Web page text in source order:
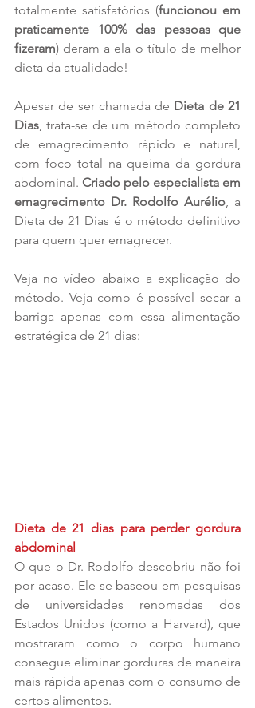
totalmente satisfatórios (funcionou em
praticamente 100% das pessoas que
fizeram) deram a ela o título de melhor
dieta da atualidade!
Apesar de ser chamada de Dieta de 21
Dias , trata-se de um método completo
de emagrecimento rápido e natural,
com foco total na queima da gordura
abdominal. Criado pelo especialista em
emagrecimento Dr. Rodolfo Aurélio , a
Dieta de 21 Dias é o método definitivo
para quem quer emagrecer.
Veja no vídeo abaixo a explicação do
método. Veja como é possível secar a
barriga apenas com essa alimentação
estratégica de 21 dias:
Dieta de 21 dias para perder gordura
abdominal
O que o Dr. Rodolfo descobriu não foi
por acaso. Ele se baseou em pesquisas
de universidades renomadas dos
Estados Unidos (como a Harvard), que
mostraram como o corpo humano
consegue eliminar gorduras de maneira
mais rápida apenas com o consumo de
certos alimentos.